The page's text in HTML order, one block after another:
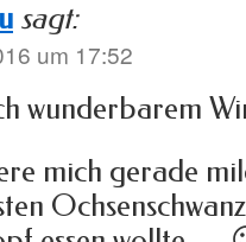
sagt:
um 17:52
wunderbarem
mich gerade